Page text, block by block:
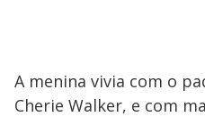
A menina vivia com o
Cherie Walker, e com